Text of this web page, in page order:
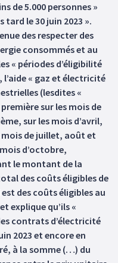
de 5.000 personnes »
tard le 30 juin 2023 ».
des respecter des
consommés et au
« périodes d’éligibilité
l’aide « gaz et électricité
(lesdites «
sur les mois de
sur les mois d’avril,
de juillet, août et
d’octobre,
le montant de la
des coûts éligibles de
des coûts éligibles au
explique qu’ils «
contrats d’électricité
2023 et encore en
à la somme (…) du